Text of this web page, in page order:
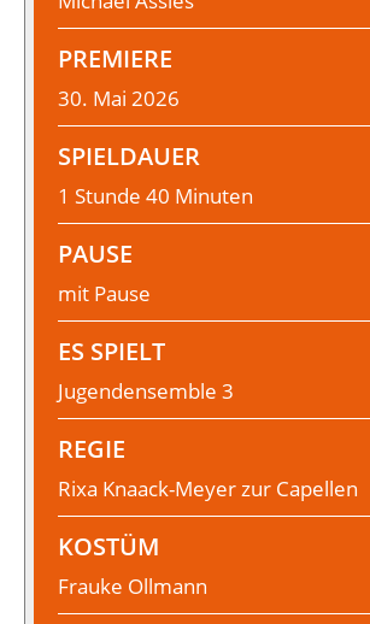
PREMIERE
30. Mai 2026
SPIELDAUER
1 Stunde 40 Minuten
PAUSE
mit Pause
ES SPIELT
Jugendensemble 3
REGIE
Rixa Knaack-Meyer zur Capellen
KOSTÜM
Frauke Ollmann